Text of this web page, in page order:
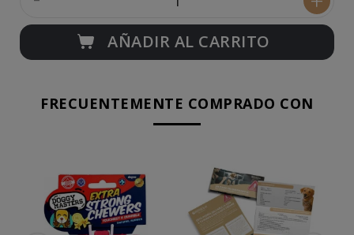
AÑADIR AL CARRITO
FRECUENTEMENTE COMPRADO CON